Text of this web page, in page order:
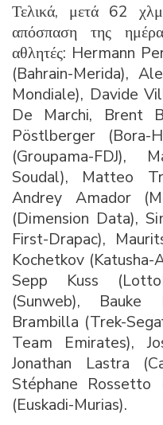
Τελικά, μετά 62
απόσπαση της
αθλητές: Hermann
(Bahrain-Merida),
Mondiale), Davide
De Marchi, Brent
Pöstlberger (Bora-
(Groupama-
Soudal), Matteo
Andrey Amador
(Dimension Data),
First-Drapac),
Kochetkov
Sepp Kuss
(Sunweb), Bauke
Brambilla (Trek-
Team Emirates),
Jonathan Lastra
Stéphane Rossetto
(Euskadi-Murias).